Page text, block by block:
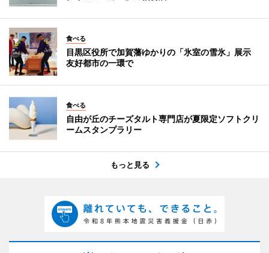
食べる
目黒区役所で加賀藩ゆかりの「氷室の雪氷」展示
友好都市の一環で
食べる
自由が丘のチーズタルト専門店が夏限定ソフトクリ
ームスタンプラリー
もっと見る